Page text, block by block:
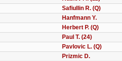
Safiullin R. (Q)
Hanfmann Y.
Herbert P. (Q)
Paul T. (24)
Pavlovic L. (Q)
Prizmic D.